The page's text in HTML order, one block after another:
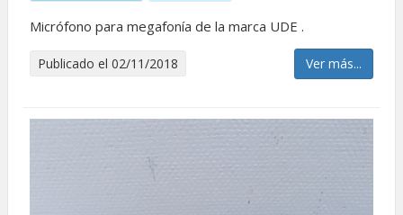
Micrófono para megafonía de la marca UDE .
Publicado el 02/11/2018 Ver más...